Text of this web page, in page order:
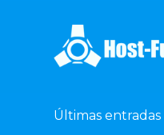
Últimas entradas